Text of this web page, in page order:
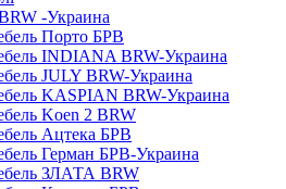
-Украина
Порто БРВ
INDIANA BRW-Украина
JULY BRW-Украина
KASPIAN BRW-Украина
Koen 2 BRW
Ацтека БРВ
Герман БРВ-Украина
ЗЛАТА BRW